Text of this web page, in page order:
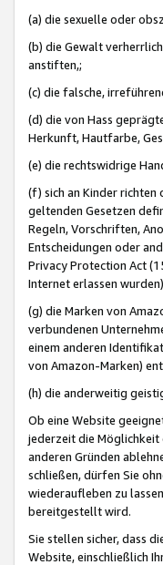
(a) die sexuelle oder
(b) die Gewalt
anstiften,;
(c) die falsche,
(d) die von Hass
Herkunft, Hautfarbe,
(e) die rechtswidrige
(f) sich an Kinder richten
geltenden Gesetzen
Regeln, Vorschriften,
Entscheidungen oder
Privacy Protection Act
Internet erlassen
(g) die Marken von
verbundenen
einem anderen
von Amazon-Marken)
(h) die anderweitig
Ob eine Website
jederzeit die Möglichkeit
anderen Gründen
schließen, dürfen Sie
wiederaufleben zu
bereitgestellt wird.
Sie stellen sicher, dass
Website, einschließlich